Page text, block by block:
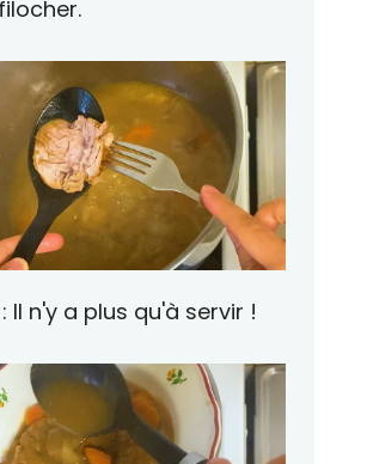
: Il n'y a plus qu'à servir !